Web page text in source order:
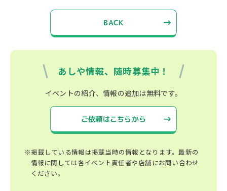
BACK
あしや情報、随時募集中！
イベントの紹介、情報の追加は無料です。
ご依頼はこちらから
※掲載している情報は掲載当時の情報となります。最新の
情報に関しては各イベント責任者や店舗にお問い合わせ
ください。